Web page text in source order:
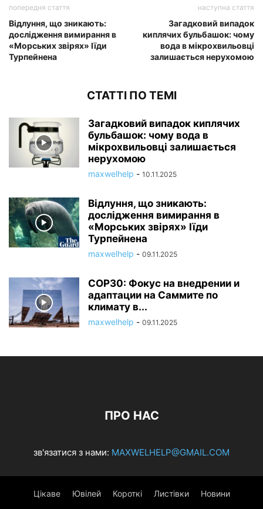
попередня стаття
Відлуння, що зникають:
дослідження вимирання в
«Морських звірях» Іїди
Турпейнена
наступна стаття
Загадковий випадок
киплячих бульбашок: чому
вода в мікрохвильовці
залишається нерухомою
СТАТТІ ПО ТЕМІ
Загадковий випадок киплячих
бульбашок: чому вода в
мікрохвильовці залишається
нерухомою
maxwelhelp - 10.11.2025
Відлуння, що зникають:
дослідження вимирання в
«Морських звірях» Іїди
Турпейнена
maxwelhelp - 09.11.2025
COP30: Фокус на внедрении и
адаптации на Саммите по
климату в...
maxwelhelp - 09.11.2025
ПРО НАС
зв'язатися з нами: MAXWELHELP@GMAIL.COM
Цікаве Ювілей Короткі Листівки Новини